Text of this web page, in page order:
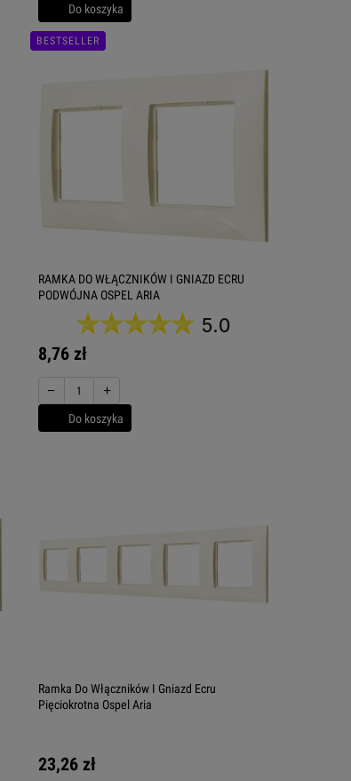
Do koszyka
RAMKA DO WŁĄCZNIKÓW I GNIAZD ECRU
PODWÓJNA OSPEL ARIA
5.0
8,76 zł
− +
Do koszyka
BESTSELLER
Ramka Do Włączników I Gniazd Ecru
Pięciokrotna Ospel Aria
23,26 zł